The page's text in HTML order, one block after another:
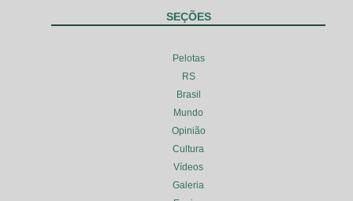
SEÇÕES
Pelotas
RS
Brasil
Mundo
Opinião
Cultura
Vídeos
Galeria